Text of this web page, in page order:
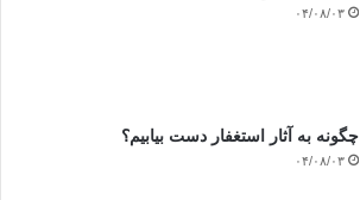
۰۴/۰۸/۰۳
چگونه به آثار استغفار دست بیابیم؟
۰۴/۰۸/۰۳